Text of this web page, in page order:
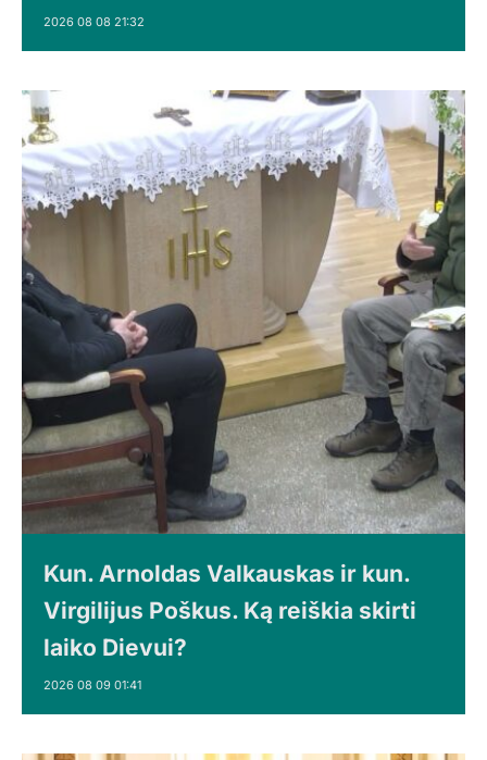
2026 08 08 21:32
Kun. Arnoldas Valkauskas ir kun.
Virgilijus Poškus. Ką reiškia skirti
laiko Dievui?
2026 08 09 01:41